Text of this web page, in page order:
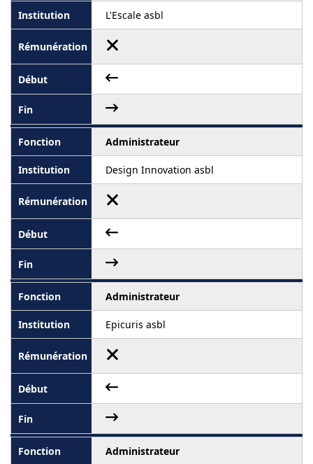
L'Escale asbl
Administrateur
Design Innovation asbl
Administrateur
Epicuris asbl
Administrateur